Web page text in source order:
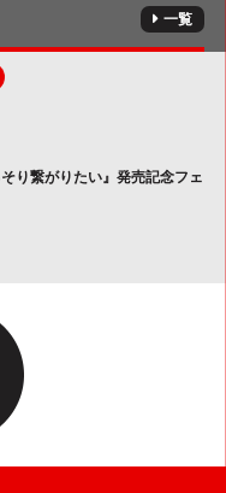
一覧
り繋がりたい』発売記念フェ